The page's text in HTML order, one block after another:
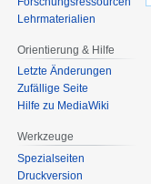
Lehrmaterialien
Orientierung & Hilfe
Letzte Änderungen
Zufällige Seite
Hilfe zu MediaWiki
Werkzeuge
Spezialseiten
Druckversion